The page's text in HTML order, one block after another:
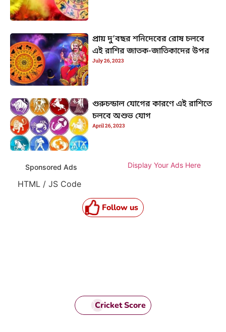
প্রায় দু’বছর শনিদেবের রোষ চলবে
এই রাশির জাতক-জাতিকাদের উপর
July 26, 2023
গুরুচন্ডাল যোগের কারণে এই রাশিতে
চলবে অশুভ যোগ
April 26, 2023
Sponsored Ads Display Your Ads Here
HTML / JS Code
Follow us
Cricket Score